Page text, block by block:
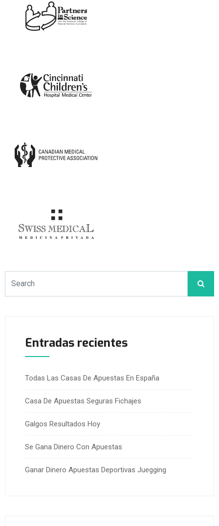
Entradas recientes
Todas Las Casas De Apuestas En España
Casa De Apuestas Seguras Fichajes
Galgos Resultados Hoy
Se Gana Dinero Con Apuestas
Ganar Dinero Apuestas Deportivas Juegging